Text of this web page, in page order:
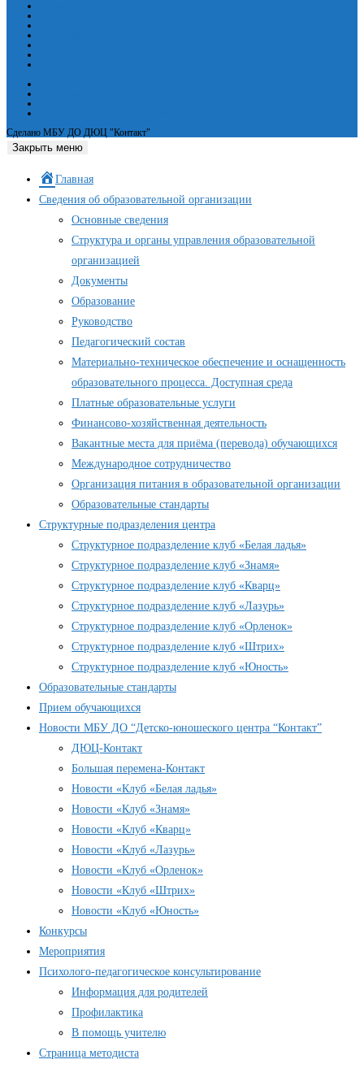
Сделано МБУ ДО ДЮЦ "Контакт"
Закрыть меню
Главная
Сведения об образовательной организации
Основные сведения
Структура и органы управления образовательной
организацией
Документы
Образование
Руководство
Педагогический состав
Материально-техническое обеспечение и оснащенность
образовательного процесса. Доступная среда
Платные образовательные услуги
Финансово-хозяйственная деятельность
Вакантные места для приёма (перевода) обучающихся
Международное сотрудничество
Организация питания в образовательной организации
Образовательные стандарты
Структурные подразделения центра
Структурное подразделение клуб «Белая ладья»
Структурное подразделение клуб «Знамя»
Структурное подразделение клуб «Кварц»
Структурное подразделение клуб «Лазурь»
Структурное подразделение клуб «Орленок»
Структурное подразделение клуб «Штрих»
Структурное подразделение клуб «Юность»
Образовательные стандарты
Прием обучающихся
Новости МБУ ДО “Детско-юношеского центра “Контакт”
ДЮЦ-Контакт
Большая перемена-Контакт
Новости «Клуб «Белая ладья»
Новости «Клуб «Знамя»
Новости «Клуб «Кварц»
Новости «Клуб «Лазурь»
Новости «Клуб «Орленок»
Новости «Клуб «Штрих»
Новости «Клуб «Юность»
Конкурсы
Мероприятия
Психолого-педагогическое консультирование
Информация для родителей
Профилактика
В помощь учителю
Страница методиста